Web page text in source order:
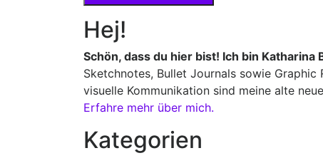
Hej!
Schön, dass du hier bist! Ich bin Katharina
Sketchnotes, Bullet Journals sowie
visuelle Kommunikation sind meine alte
Erfahre mehr über mich.
Kategorien